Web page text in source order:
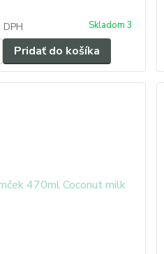
DPH Skladom 3
Pridať do košíka